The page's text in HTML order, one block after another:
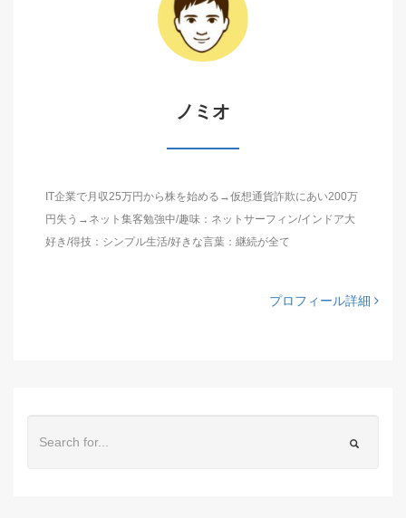
ノミオ
IT企業で月収25万円から株を始める→仮想通貨詐欺にあい200万
円失う→ネット集客勉強中/趣味：ネットサーフィン/インドア大
好き/得技：シンプル生活/好きな言葉：継続が全て
プロフィール詳細